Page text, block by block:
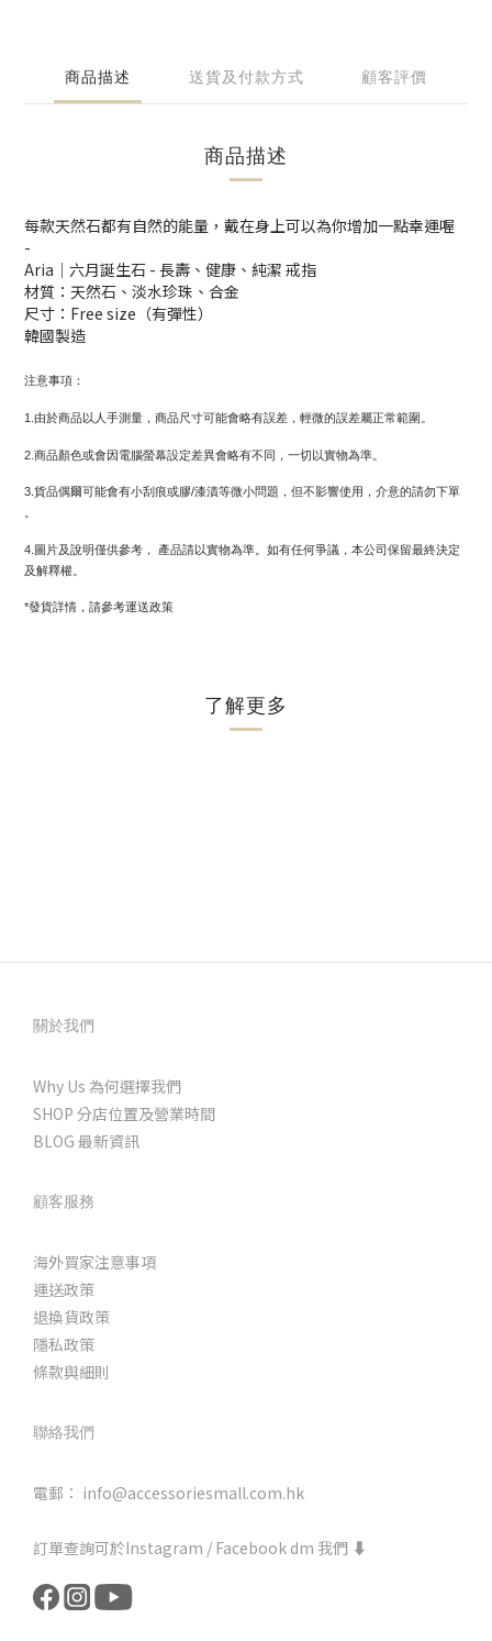
商品描述 送貨及付款方式 顧客評價
商品描述
每款天然石都有自然的能量，戴在身上可以為你增加一點幸運喔
-
Aria｜六月誕生石 - 長壽、健康、純潔 戒指
材質：天然石、淡水珍珠、合金
尺寸：Free size（有彈性）
韓國製造
注意事項：
1.由於商品以人手測量，商品尺寸可能會略有誤差，輕微的誤差屬正常範圍。
2.商品顏色或會因電腦螢幕設定差異會略有不同，一切以實物為準。
3.貨品偶爾可能會有小刮痕或膠/漆漬等微小問題，但不影響使用，介意的請勿下單
4.圖片及說明僅供參考， 產品請以實物為準。如有任何爭議，本公司保留最終決定
及解釋權。
*發貨詳情，請參考運送政策
了解更多
關於我們
Why Us 為何選擇我們
SHOP 分店位置及營業時間
BLOG 最新資訊
顧客服務
海外買家注意事項
運送政策
退換貨政策
隱私政策
條款與細則
聯絡我們
電郵： info@accessoriesmall.com.hk
訂單查詢可於Instagram / Facebook dm 我們 ⬇️